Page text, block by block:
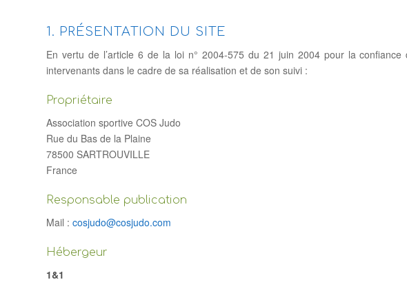
1. PRÉSENTATION DU SITE
En vertu de l’article 6 de la loi n° 2004-575 du 21 juin 2004 pour la
intervenants dans le cadre de sa réalisation et de son suivi :
Propriétaire
Association sportive COS Judo
Rue du Bas de la Plaine
78500 SARTROUVILLE
France
Responsable publication
Mail : cosjudo@cosjudo.com
Hébergeur
1&1